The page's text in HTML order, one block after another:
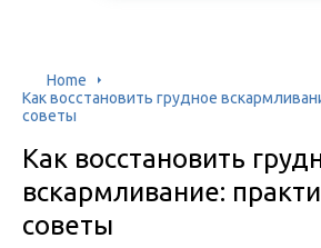
Home
Как восстановить грудное
советы
Как восстановить
вскармливание:
советы